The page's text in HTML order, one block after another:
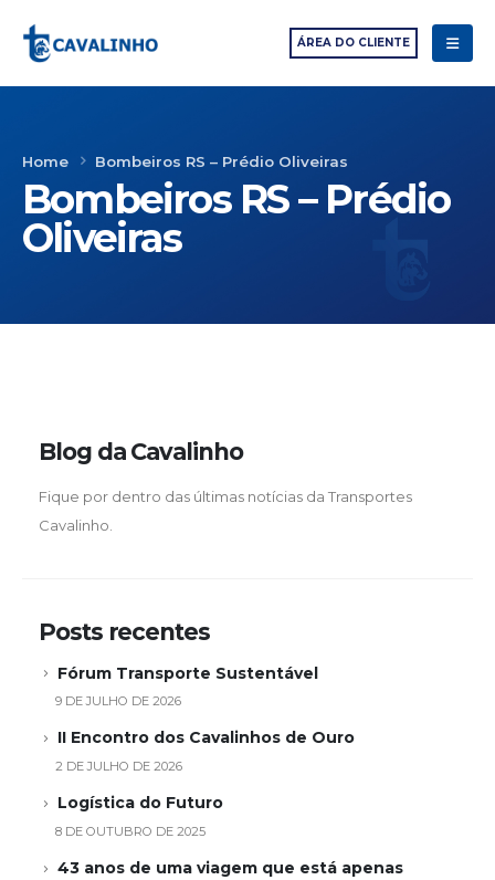
ÁREA DO CLIENTE
Home Bombeiros RS – Prédio Oliveiras
Bombeiros RS – Prédio
Oliveiras
Blog da Cavalinho
Fique por dentro das últimas notícias da Transportes
Cavalinho.
Posts recentes
Fórum Transporte Sustentável
9 DE JULHO DE 2026
II Encontro dos Cavalinhos de Ouro
2 DE JULHO DE 2026
Logística do Futuro
8 DE OUTUBRO DE 2025
43 anos de uma viagem que está apenas